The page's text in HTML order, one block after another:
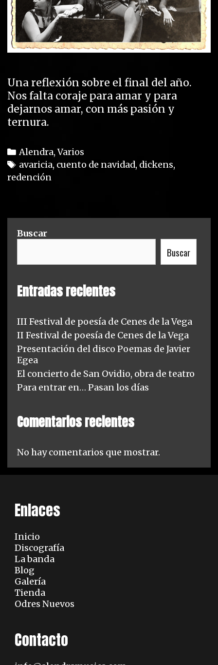
Una reflexión sobre el final del año.
Nos falta coraje para amar y para
dejarnos amar, con más pasión y
ternura.
C
a
t
o
r
i
s
Alendra,Varios
T
a
avaricia, cuento de navidad, dickens,
redención
Buscar
Buscar
Entradas recientes
III Festival de poesía de Cenes de la Vega
II Festival de poesía de Cenes de la Vega
Presentación del disco Poemas de Javier
Egea
El concierto de San Ovidio, obra de teatro
Para entrar en… Pasan los días
Comentarios recientes
No hay comentarios que mostrar.
Enlaces
Inicio
Discografía
La banda
Blog
Galería
Tienda
Odres Nuevos
Contacto